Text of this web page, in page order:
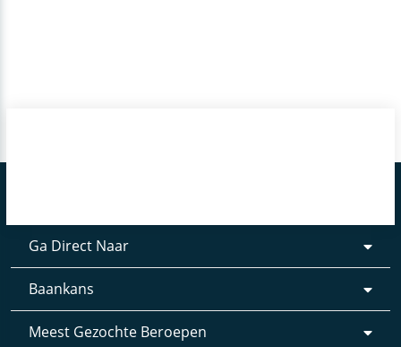
Ga Direct Naar
Baankans
Meest Gezochte Beroepen